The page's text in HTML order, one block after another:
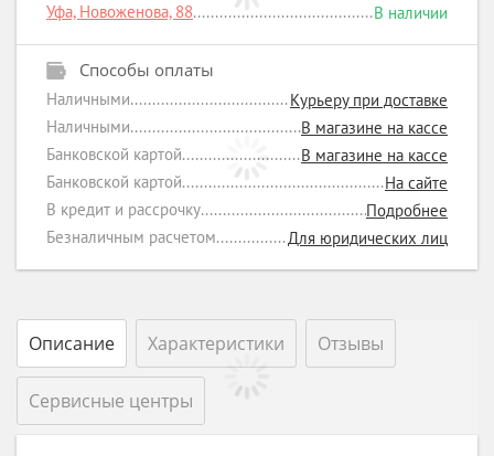
Уфа, Новоженова, 88
В наличии
Способы оплаты
Наличными
Курьеру при доставке
Наличными
В магазине на кассе
Банковской картой
В магазине на кассе
Банковской картой
На сайте
В кредит и рассрочку
Подробнее
Безналичным расчетом
Для юридических лиц
Описание Характеристики Отзывы
Сервисные центры